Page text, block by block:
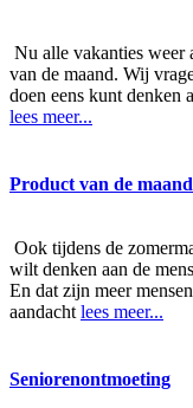
Nu alle vakanties weer
van de maand. Wij
doen eens kunt denken
lees meer...
Product van de
Ook tijdens de
wilt denken aan de
En dat zijn meer
aandacht lees meer...
Seniorenontmoeting